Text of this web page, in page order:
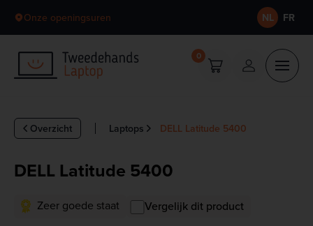
Onze openingsuren NL FR
0
Laptops DELL Latitude 5400
Overzicht
DELL Latitude 5400
Zeer goede staat Vergelijk dit product